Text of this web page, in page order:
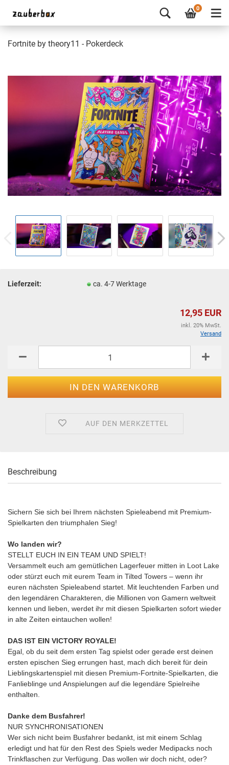
0
Fortnite by theory11 - Pokerdeck
Lieferzeit: ca. 4-7 Werktage
12,95 EUR
inkl. 20% MwSt.
Versand
AUF DEN MERKZETTEL
Beschreibung
Sichern Sie sich bei Ihrem nächsten Spieleabend mit Premium-
Spielkarten den triumphalen Sieg!
Wo landen wir?
STELLT EUCH IN EIN TEAM UND SPIELT!
Versammelt euch am gemütlichen Lagerfeuer mitten in Loot Lake
oder stürzt euch mit eurem Team in Tilted Towers – wenn ihr
euren nächsten Spieleabend startet. Mit leuchtenden Farben und
den legendären Charakteren, die Millionen von Gamern weltweit
kennen und lieben, werdet ihr mit diesen Spielkarten sofort wieder
in alte Zeiten eintauchen wollen!
DAS IST EIN VICTORY ROYALE!
Egal, ob du seit dem ersten Tag spielst oder gerade erst deinen
ersten epischen Sieg errungen hast, mach dich bereit für dein
Lieblingskartenspiel mit diesen Premium-Fortnite-Spielkarten, die
Fanlieblinge und Anspielungen auf die legendäre Spielreihe
enthalten.
Danke dem Busfahrer!
NUR SYNCHRONISATIONEN
Wer sich nicht beim Busfahrer bedankt, ist mit einem Schlag
erledigt und hat für den Rest des Spiels weder Medipacks noch
Trinkflaschen zur Verfügung. Das wollen wir doch nicht, oder?